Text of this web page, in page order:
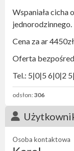
Wspaniała cicha
jednorodzinnego.
Cena za ar 4450zł.
Oferta
Tel.: 5|0|5 6|0|2
odsłon:306
Osoba kontaktowa